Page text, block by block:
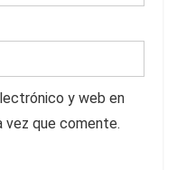
y web en
vez que comente.